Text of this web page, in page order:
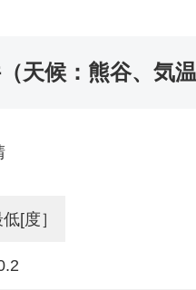
天候：熊谷、気
[度］